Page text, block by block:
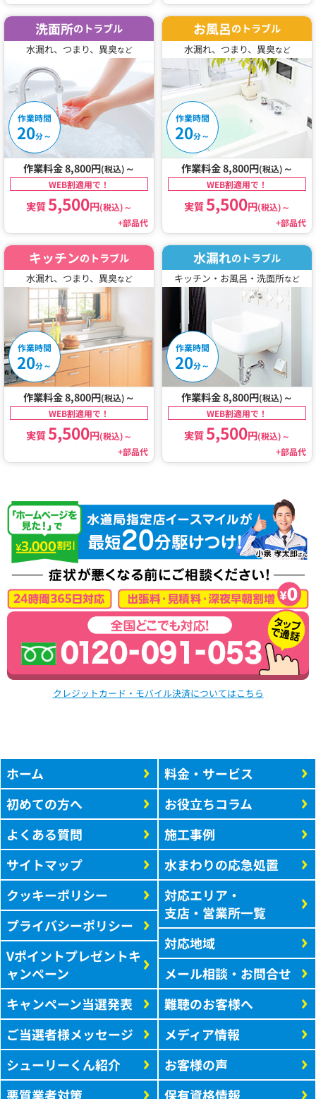
洗面所のトラブル
水漏れ、つまり、異臭など
作業時間
20分～
作業料金 8,800円(税込) ～
WEB割適用で！
実質5,500円(税込)～
+部品代
お風呂のトラブル
水漏れ、つまり、異臭など
作業時間
20分～
作業料金 8,800円(税込) ～
WEB割適用で！
実質5,500円(税込)～
+部品代
キッチンのトラブル
水漏れ、つまり、異臭など
作業時間
20分～
作業料金 8,800円(税込) ～
WEB割適用で！
実質5,500円(税込)～
+部品代
水漏れのトラブル
キッチン・お風呂・洗面所など
作業時間
20分～
作業料金 8,800円(税込) ～
WEB割適用で！
実質5,500円(税込)～
+部品代
クレジットカード・モバイル決済についてはこちら
ホーム
初めての方へ
よくある質問
サイトマップ
クッキーポリシー
プライバシーポリシー
Vポイントプレゼントキ
ャンペーン
キャンペーン当選発表
ご当選者様メッセージ
シューリーくん紹介
悪質業者対策
料金・サービス
お役立ちコラム
施工事例
水まわりの応急処置
対応エリア・
支店・営業所一覧
対応地域
メール相談・お問合せ
難聴のお客様へ
メディア情報
お客様の声
保有資格情報